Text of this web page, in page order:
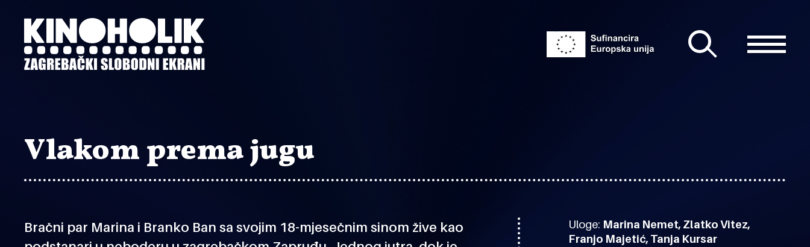
sadržaj
Vlakom prema jugu
Bračni par Marina i Branko Ban sa svojim 18-mjesečnim sinom žive kao
Uloge: Marina Nemet, Zlatko Vitez,
Franjo Majetić, Tanja Kursar